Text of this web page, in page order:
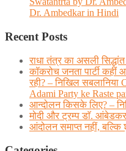
Dr. Ambedkar in Hindi
Recent Posts
राधा तंत्र का असली
कॉकरोच जनता पार्टी कहीं
रही? – निखिल सबलानिया
Adami Party ke Raste
आन्दोलन किसके लिए? –
मोदी और ट्रम्प डाॅ.
आंदोलन समाप्त नहीं,